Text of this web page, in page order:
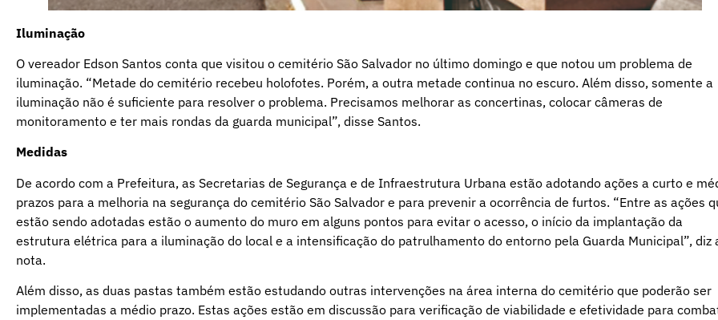
Iluminação
O vereador Edson Santos conta que visitou o cemitério São Salvador no último domingo e que notou um problema de
iluminação. “Metade do cemitério recebeu holofotes. Porém, a outra metade continua no escuro. Além disso, somente a
iluminação não é suficiente para resolver o problema. Precisamos melhorar as concertinas, colocar câmeras de
monitoramento e ter mais rondas da guarda municipal”, disse Santos.
Medidas
De acordo com a Prefeitura, as Secretarias de Segurança e de Infraestrutura Urbana estão adotando ações a curto e
prazos para a melhoria na segurança do cemitério São Salvador e para prevenir a ocorrência de furtos. “Entre as ações
estão sendo adotadas estão o aumento do muro em alguns pontos para evitar o acesso, o início da implantação da
estrutura elétrica para a iluminação do local e a intensificação do patrulhamento do entorno pela Guarda Municipal”, diz
nota.
Além disso, as duas pastas também estão estudando outras intervenções na área interna do cemitério que poderão ser
implementadas a médio prazo. Estas ações estão em discussão para verificação de viabilidade e efetividade para